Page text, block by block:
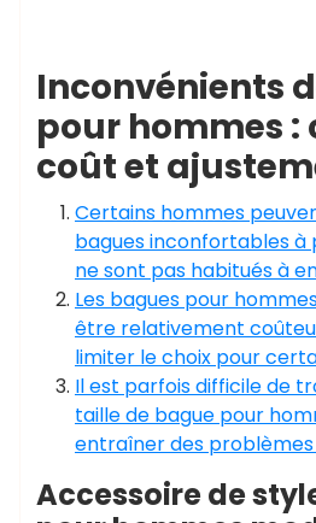
Inconvénients
pour hommes :
coût et
Certains hommes
bagues inconfortables à
ne sont pas habitués à
Les bagues pour
être relativement
limiter le choix pour
Il est parfois difficile de
taille de bague pour
entraîner des problèmes
Accessoire de